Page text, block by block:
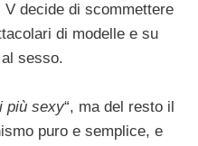
decide di scommettere
di modelle e su
sesso.
più sexy“, ma del resto il
puro e semplice, e